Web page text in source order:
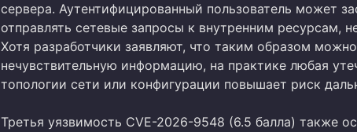
сервера. Аутентифицированный пользователь может
отправлять сетевые запросы к внутренним ресурсам,
Хотя разработчики заявляют, что таким образом
нечувствительную информацию, на практике любая
топологии сети или конфигурации повышает риск
Третья уязвимость CVE-2026-9548 (6.5 балла) также